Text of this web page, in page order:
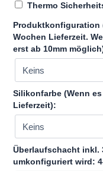
Thermo
Produktkonfiguration
Wochen Lieferzeit.
erst ab 10mm
Silikonfarbe (Wenn
Lieferzeit):
Überlaufschacht inkl.
umkonfiguriert wird: